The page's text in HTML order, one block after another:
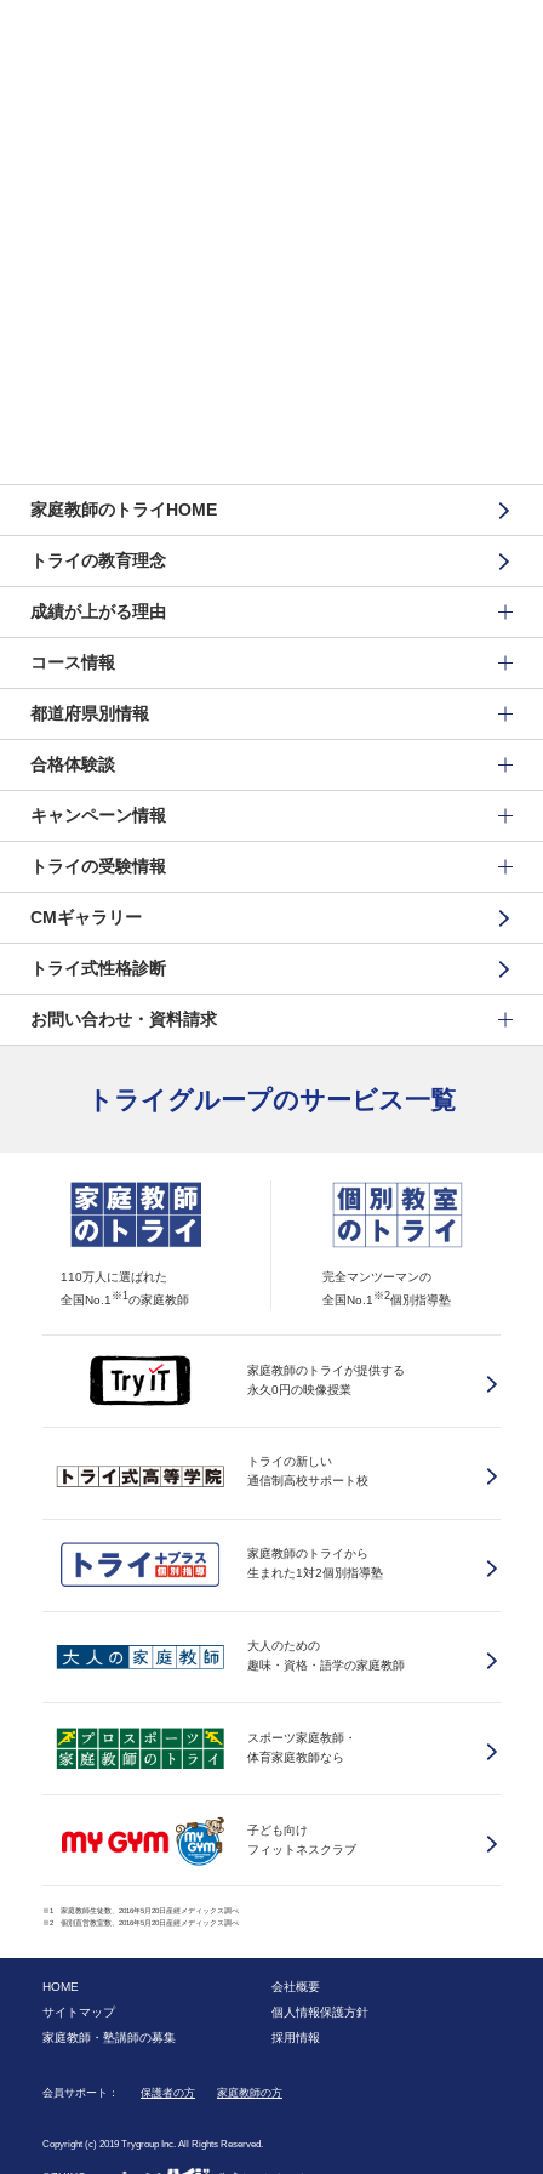
家庭教師のトライHOME
トライの教育理念
成績が上がる理由
コース情報
都道府県別情報
合格体験談
キャンペーン情報
トライの受験情報
CMギャラリー
トライ式性格診断
お問い合わせ・資料請求
トライグループのサービス一覧
110万人に選ばれた
全国No.1 ※1 の家庭教師
完全マンツーマンの
全国No.1 ※2個別指導塾
家庭教師のトライが提供する
永久0円の映像授業
トライの新しい
通信制高校サポート校
家庭教師のトライから
生まれた1対2個別指導塾
大人のための
趣味・資格・語学の家庭教師
スポーツ家庭教師・
体育家庭教師なら
子ども向け
フィットネスクラブ
※1 家庭教師生徒数、2016年5月20日産經メディックス調べ
※2 個別直営教室数、2016年5月20日産經メディックス調べ
HOME
会社概要
サイトマップ
個人情報保護方針
家庭教師・塾講師の募集
採用情報
会員サポート： 保護者の方 家庭教師の方
Copyright (c) 2019 Trygroup Inc. All Rights Reserved.